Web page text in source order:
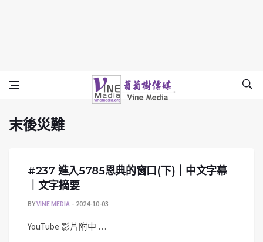
末後災難
Vine Media
葡萄樹傳媒
末後災難
#237 進入5785恩典的窗口(下)｜中文字幕
｜文字摘要
BYVINE MEDIA 2024-10-03
YouTube 影片附中 …